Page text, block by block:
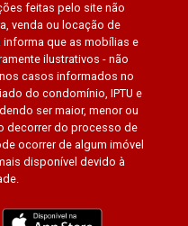
feitas pelo site não
venda ou locação de
que as mobílias e
ilustrativos - não
casos informados no
do condomínio, IPTU e
ser maior, menor ou
decorrer do processo de
ocorrer de algum imóvel
disponível devido à